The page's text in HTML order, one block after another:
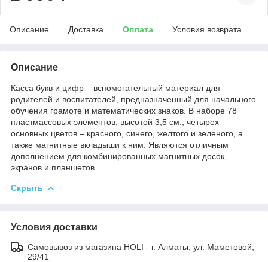
Описание Доставка Оплата Условия возврата
Описание
Касса букв и цифр – вспомогательный материал для
родителей и воспитателей, предназначенный для начального
обучения грамоте и математических знаков. В наборе 78
пластмассовых элементов, высотой 3,5 см., четырех
основных цветов – красного, синего, желтого и зеленого, а
также магнитные вкладыши к ним. Являются отличным
дополнением для комбинированных магнитных досок,
экранов и планшетов
Скрыть
Условия доставки
Самовывоз из магазина HOLI - г. Алматы, ул. Маметовой,
29/41